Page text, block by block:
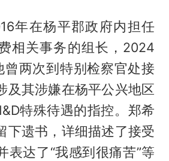
年在杨平郡政府内担任
相关事务的组长，2024
曾两次到特别检察官处接
及其涉嫌在杨平公兴地区
特殊待遇的指控。郑希
下遗书，详细描述了接受
表达了“我感到很痛苦”等